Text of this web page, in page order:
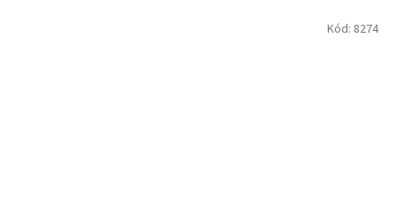
Kód: 8274